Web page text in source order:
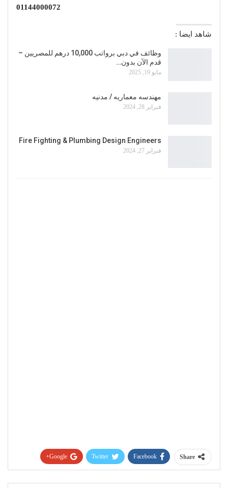
01144000072
شاهد ايضا :
وظائف في دبي برواتب 10,000 درهم للمصريين –
قدم الآن بدون…
مايو 19, 2025
مهندسه معماريه / مدنيه
فبراير 28, 2024
Fire Fighting & Plumbing Design Engineers
فبراير 27, 2024
Share
Facebook
Twitter
Google+